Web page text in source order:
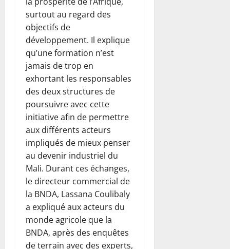
surtout au regard des
objectifs de
développement. Il explique
qu’une formation n’est
jamais de trop en
exhortant les responsables
des deux structures de
poursuivre avec cette
initiative afin de permettre
aux différents acteurs
impliqués de mieux penser
au devenir industriel du
Mali. Durant ces échanges,
le directeur commercial de
la BNDA, Lassana Coulibaly
a expliqué aux acteurs du
monde agricole que la
BNDA, après des enquêtes
de terrain avec des experts,